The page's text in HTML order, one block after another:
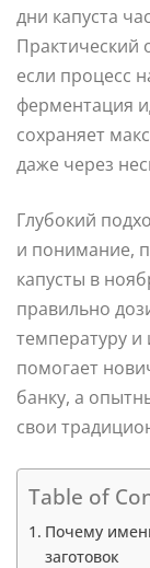
дни капуста
Практический
если процесс
ферментация
сохраняет
даже через
Глубокий
и понимание,
капусты в
правильно
температуру
помогает
банку, а
свои
Table of
Почему
заготовок